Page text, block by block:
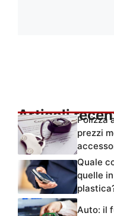
Articoli
Polizza
prezzi
Quale
quelle
Auto: il